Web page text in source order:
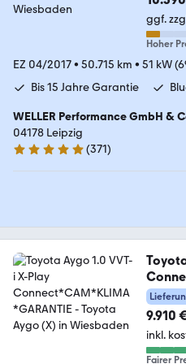
ggf.
Hoher
EZ 04/2017• 50.715 km • 51 kW
Bis 15 Jahre Garantie
WELLER Performance GmbH &
04178 Leipzig
4.8 Sterne
(371)
9.910
inkl.
Fairer